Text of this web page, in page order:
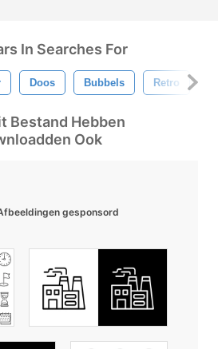
In Searches For
Doos Bubbels Retro
Bestand Hebben
Ook
gesponsord